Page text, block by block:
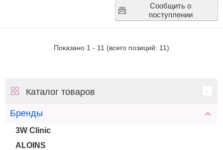
Сообщить о
поступлении
Показано 1 - 11 (всего позиций: 11)
Каталог товаров
Бренды
3W Clinic
ALOINS